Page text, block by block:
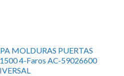
MOLDURAS PUERTAS
4-Faros AC-59026600